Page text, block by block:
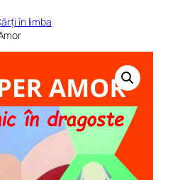
în limba